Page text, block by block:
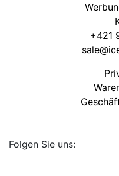
+421
Folgen Sie uns: